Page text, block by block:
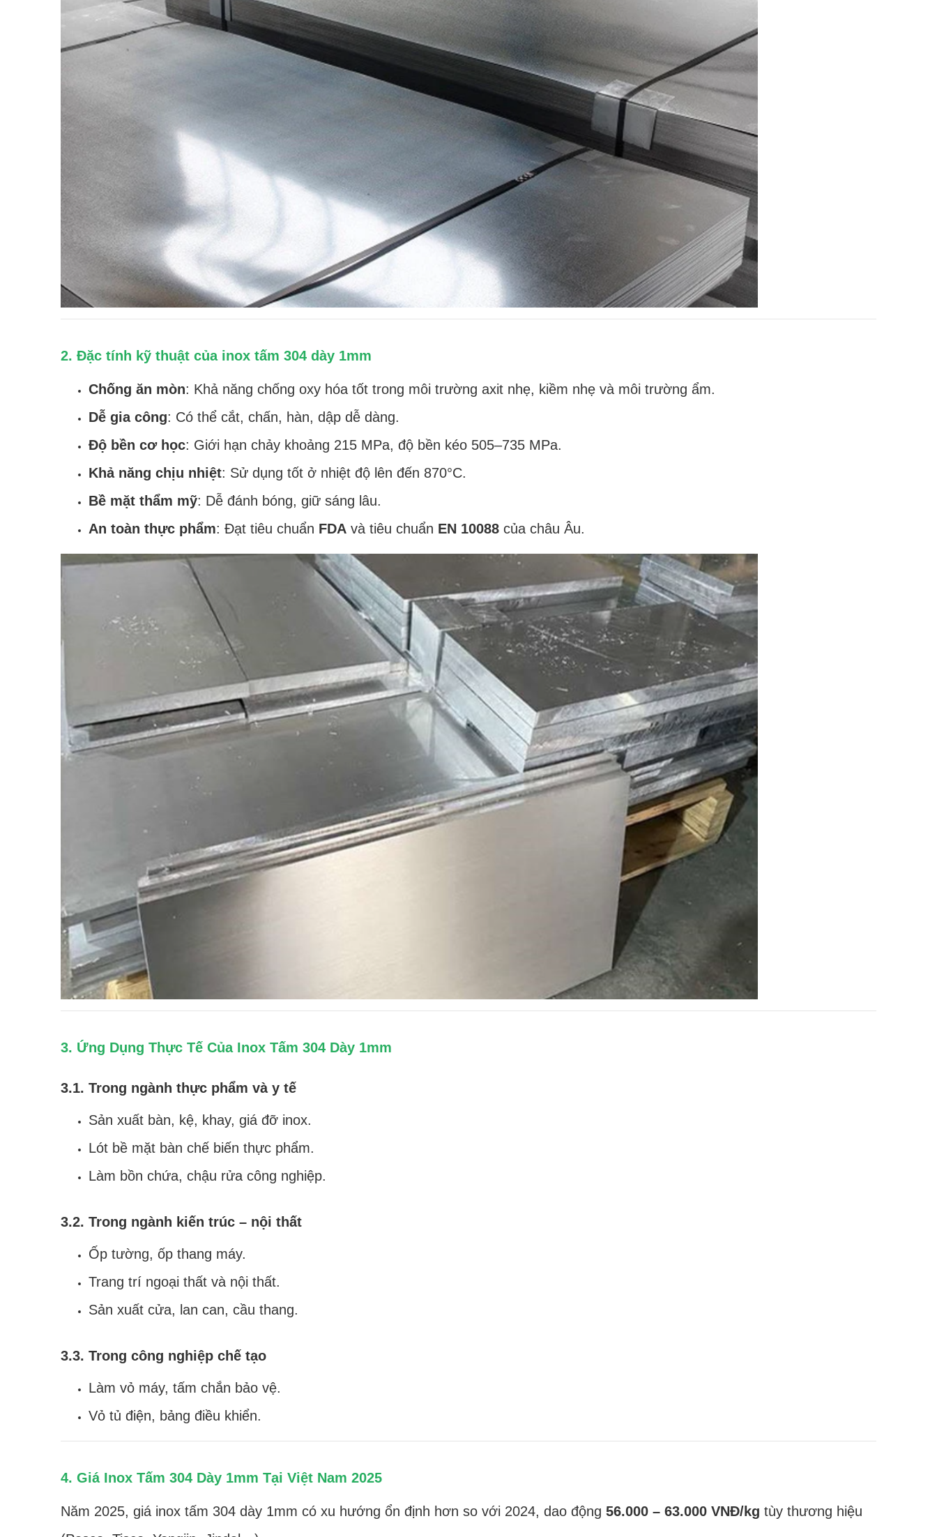
2. Đặc tính kỹ thuật của inox tấm 304 dày 1mm
Chống ăn mòn: Khả năng chống oxy hóa tốt trong môi trường axit nhẹ, kiềm nhẹ và môi trường ẩm.
Dễ gia công: Có thể cắt, chấn, hàn, dập dễ dàng.
Độ bền cơ học: Giới hạn chảy khoảng 215 MPa, độ bền kéo 505–735 MPa.
Khả năng chịu nhiệt: Sử dụng tốt ở nhiệt độ lên đến 870°C.
Bề mặt thẩm mỹ: Dễ đánh bóng, giữ sáng lâu.
An toàn thực phẩm: Đạt tiêu chuẩn FDA và tiêu chuẩn EN 10088 của châu Âu.
3. Ứng Dụng Thực Tế Của Inox Tấm 304 Dày 1mm
3.1. Trong ngành thực phẩm và y tế
Sản xuất bàn, kệ, khay, giá đỡ inox.
Lót bề mặt bàn chế biến thực phẩm.
Làm bồn chứa, chậu rửa công nghiệp.
3.2. Trong ngành kiến trúc – nội thất
Ốp tường, ốp thang máy.
Trang trí ngoại thất và nội thất.
Sản xuất cửa, lan can, cầu thang.
3.3. Trong công nghiệp chế tạo
Làm vỏ máy, tấm chắn bảo vệ.
Vỏ tủ điện, bảng điều khiển.
4. Giá Inox Tấm 304 Dày 1mm Tại Việt Nam 2025
Năm 2025, giá inox tấm 304 dày 1mm có xu hướng ổn định hơn so với 2024, dao động 56.000 – 63.000 VNĐ/kg tùy thương hiệu